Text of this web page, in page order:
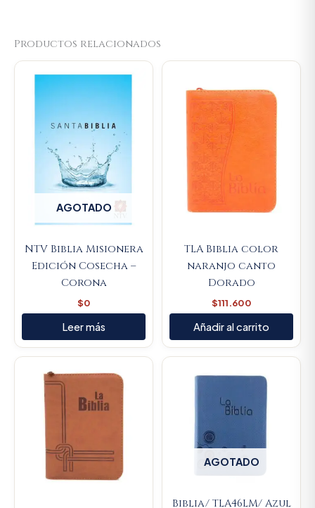
Productos relacionados
AGOTADO
NTV Biblia Misionera
Edición Cosecha –
Corona
$0
Leer más
TLA Biblia color
naranjo canto
Dorado
$111.600
Añadir al carrito
AGOTADO
Biblia/ TLA46LM/ Azul